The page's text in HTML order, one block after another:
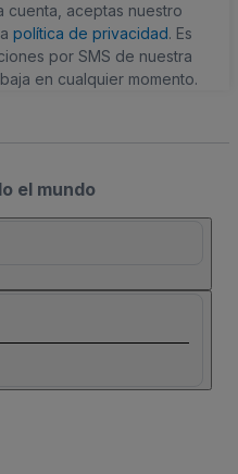
cuenta, aceptas nuestro
política de privacidad. Es
por SMS de nuestra
en cualquier momento.
el mundo